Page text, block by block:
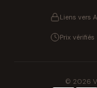
Liens vers
Prix vérifiés
© 2026